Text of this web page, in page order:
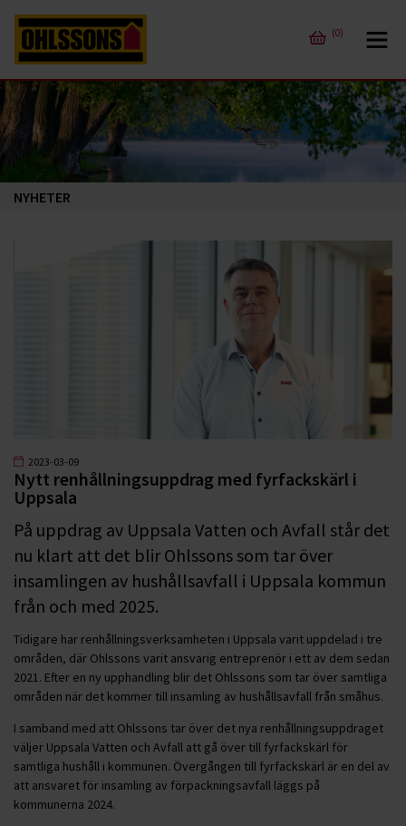
(0)
NYHETER
2023-03-09
Nytt renhållningsuppdrag med fyrfackskärl i
Uppsala
På uppdrag av Uppsala Vatten och Avfall står det
nu klart att det blir Ohlssons som tar över
insamlingen av hushållsavfall i Uppsala kommun
från och med 2025.
Tidigare har renhållningsverksamheten i Uppsala varit uppdelad i tre
områden, där Ohlssons varit ansvarig entreprenör i ett av dem sedan
2021. Efter en ny upphandling blir det Ohlssons som tar över samtliga
områden när det kommer till insamling av hushållsavfall från småhus.
I samband med att Ohlssons tar över det nya renhållningsuppdraget
väljer Uppsala Vatten och Avfall att gå över till fyrfackskärl för
samtliga hushåll i kommunen. Övergången till fyrfackskärl är en del av
att ansvaret för insamling av förpackningsavfall läggs på
kommunerna 2024.